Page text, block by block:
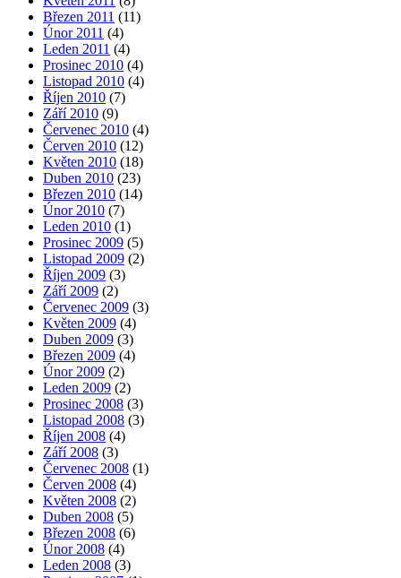
Březen 2011 (11)
Únor 2011 (4)
Leden 2011 (4)
Prosinec 2010 (4)
Listopad 2010 (4)
Říjen 2010 (7)
Září 2010 (9)
Červenec 2010 (4)
Červen 2010 (12)
Květen 2010 (18)
Duben 2010 (23)
Březen 2010 (14)
Únor 2010 (7)
Leden 2010 (1)
Prosinec 2009 (5)
Listopad 2009 (2)
Říjen 2009 (3)
Září 2009 (2)
Červenec 2009 (3)
Květen 2009 (4)
Duben 2009 (3)
Březen 2009 (4)
Únor 2009 (2)
Leden 2009 (2)
Prosinec 2008 (3)
Listopad 2008 (3)
Říjen 2008 (4)
Září 2008 (3)
Červenec 2008 (1)
Červen 2008 (4)
Květen 2008 (2)
Duben 2008 (5)
Březen 2008 (6)
Únor 2008 (4)
Leden 2008 (3)